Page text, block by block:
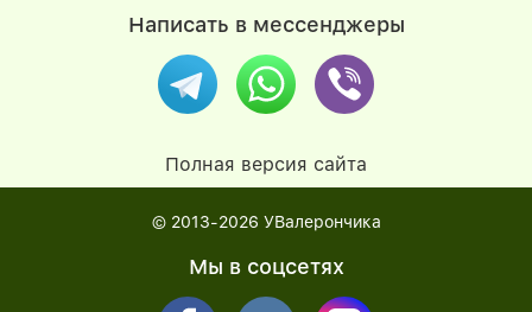
Написать в мессенджеры
Полная версия сайта
© 2013-2026 УВалерончика
Мы в соцсетях